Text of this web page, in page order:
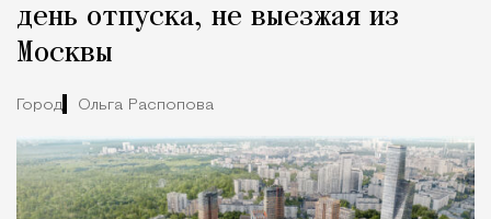
день отпуска, не выезжая из
Москвы
Город Ольга Распопова